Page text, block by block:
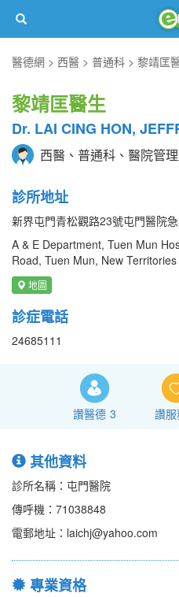
醫德網
西醫 普通科 黎靖匡
黎靖匡醫生
Dr. LAI CING HON,
西醫、普通科、醫院管
診所地址
新界屯門青松觀路23號屯門醫院
A & E Department, Tuen Mun
Road, Tuen Mun, New Territories
地圖
診症電話
24685111
讚醫德 3 讚
其他資料
診所名稱：屯門醫院
傳呼機：71038848
電郵地址：laichj@yahoo.com
專業資格